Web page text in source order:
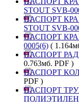
STOUT SVB-
ПАСПОРТ
STOUT SVB-
ПАСПОРТ
0005(6) (
ПАСПОРТ
0.763мб. PDF )
ПАСПОРТ
PDF )
ПАСПОРТ
ПОЛИЭТИЛЕНА